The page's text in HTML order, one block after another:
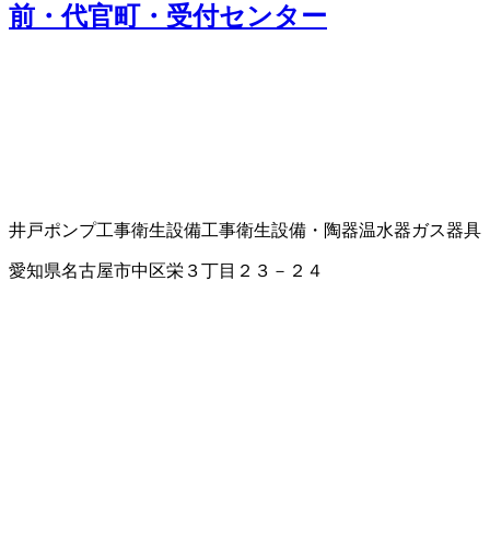
前・代官町・受付センター
井戸ポンプ工事衛生設備工事衛生設備・陶器温水器ガス器具
愛知県名古屋市中区栄３丁目２３－２４